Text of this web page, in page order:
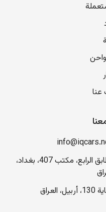
شارع الرواد، عمارة بلو تاور الطابق الرابع، مكتب 407، بغداد،